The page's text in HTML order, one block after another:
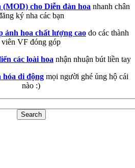
(MOD) cho Diễn đàn hoa nhanh chân
ký nha các bạn
ảnh hoa chất lượng cao do các thành
viên VF đóng góp
các loài hoa nhận nhuận bút liền tay
hóa di động mọi người ghé ủng hộ cái
nào :)